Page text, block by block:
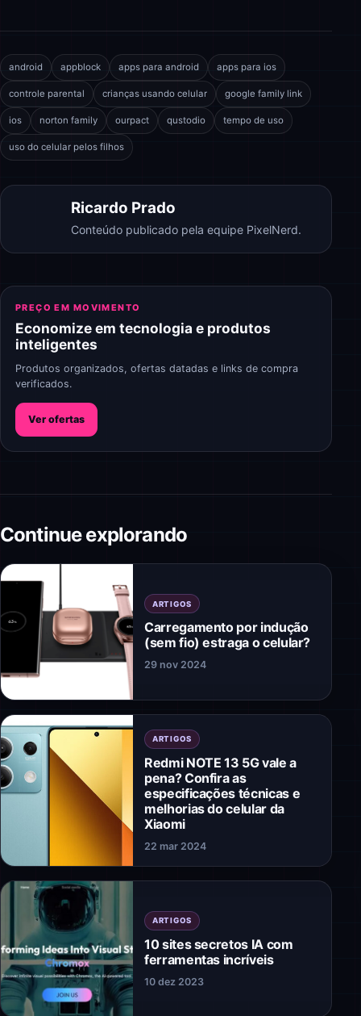
android appblock apps para android apps para ios
controle parental crianças usando celular google family link
ios norton family ourpact qustodio tempo de uso
uso do celular pelos filhos
Ricardo Prado
Conteúdo publicado pela equipe PixelNerd.
PREÇO EM MOVIMENTO
Economize em tecnologia e produtos
inteligentes
Produtos organizados, ofertas datadas e links de compra
verificados.
Ver ofertas
Continue explorando
ARTIGOS
Carregamento por indução
(sem fio) estraga o celular?
29 nov 2024
ARTIGOS
Redmi NOTE 13 5G vale a
pena? Confira as
especificações técnicas e
melhorias do celular da
Xiaomi
22 mar 2024
ARTIGOS
10 sites secretos IA com
ferramentas incríveis
10 dez 2023